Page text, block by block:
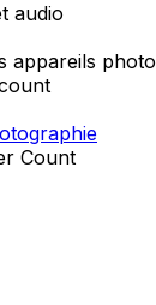
audio
appareils photo
Count